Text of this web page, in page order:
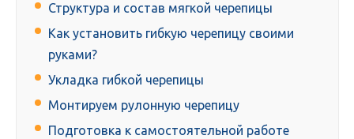
Структура и состав мягкой черепицы
Как установить гибкую черепицу своими
руками?
Укладка гибкой черепицы
Монтируем рулонную черепицу
Подготовка к самостоятельной работе